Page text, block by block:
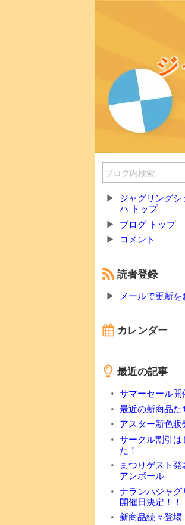
ジャグリング
ハ トップ
ブログ トップ
コメント
読者登録
メールで更新
カレンダー
最近の記事
サマーセール開
最近の新商品た
アスター新色販
サークル割引は
た！
まつりゲスト
アンボール
ナランハジャグ
開催日決定！！
新商品続々登場